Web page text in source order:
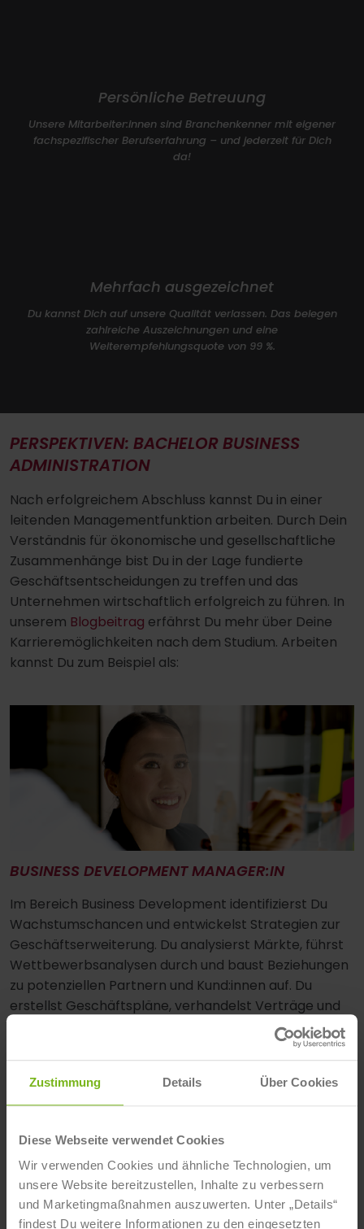
Zustimmung Details Über Cookies
Diese Webseite verwendet Cookies
Wir verwenden Cookies und ähnliche Technologien, um
unsere Website bereitzustellen, Inhalte zu verbessern
und Marketingmaßnahmen auszuwerten. Unter „Details“
findest Du weitere Informationen zu den eingesetzten
Persönliche Betreuung
Unsere Mitarbeiter:innen sind Branchenkenner mit eigener
fachspezifischer Berufserfahrung – und jederzeit für Dich
da!
Mehrfach ausgezeichnet
Du kannst Dich auf unsere Qualität verlassen. Das belegen
zahlreiche Auszeichnungen und eine
Weiterempfehlungsquote von 99 %.
PERSPEKTIVEN: BACHELOR BUSINESS
ADMINISTRATION
Nach erfolgreichem Abschluss kannst Du in einer
leitenden Managementfunktion arbeiten. Durch Dein
Verständnis für ökonomische und gesellschaftliche
Zusammenhänge bist Du in der Lage fundierte
Geschäftsentscheidungen zu treffen und das
Unternehmen wirtschaftlich erfolgreich zu führen. In
unserem Blogbeitrag erfährst Du mehr über Deine
Karrieremöglichkeiten nach dem Studium. Arbeiten
kannst Du zum Beispiel als:
BUSINESS DEVELOPMENT MANAGER:IN
Im Bereich Business Development identifizierst Du
Wachstumschancen und entwickelst Strategien zur
Geschäftserweiterung. Du analysierst Märkte, führst
Wettbewerbsanalysen durch und baust Beziehungen
zu potenziellen Partnern und Kund:innen auf. Du
erstellst Geschäftspläne, verhandelst Verträge und